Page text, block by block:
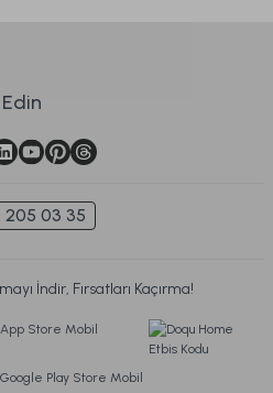
Ücretsiz Kargo
205 03 35
İndir, Fırsatları Kaçırma!